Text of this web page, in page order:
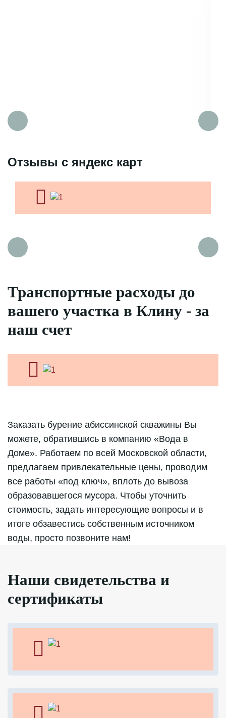
Отзывы с яндекс карт
Транспортные расходы до
вашего участка в Клину - за
наш счет
Заказать бурение абиссинской скважины Вы
можете, обратившись в компанию «Вода в
Доме». Работаем по всей Московской области,
предлагаем привлекательные цены, проводим
все работы «под ключ», вплоть до вывоза
образовавшегося мусора. Чтобы уточнить
стоимость, задать интересующие вопросы и в
итоге обзавестись собственным источником
воды, просто позвоните нам!
Наши свидетельства и
сертификаты